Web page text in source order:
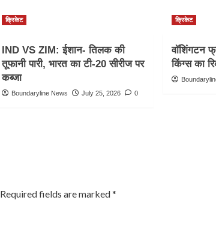
क्रिकेट
IND VS ZIM: ईशान- तिलक की
तूफानी पारी, भारत का टी-20 सीरीज पर
कब्जा
Boundaryline News July 25, 2026 0
क्रिकेट
वॉशिंगटन
किंग्स का
Required fields are marked*